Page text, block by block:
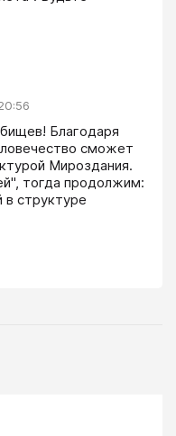
Благодаря
сможет
Мироздания.
тогда продолжим:
структуре